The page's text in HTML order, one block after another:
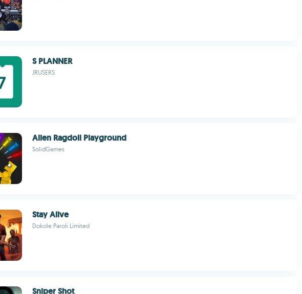
S PLANNER
JRUSERS
Alien Ragdoll Playground
SolidGames
Stay Alive
Dokole Paroli Limited
Sniper Shot